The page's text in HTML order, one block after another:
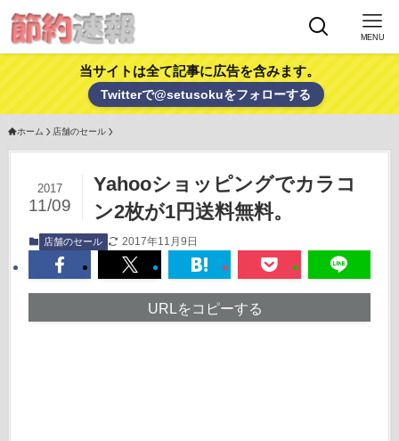
MENU
当サイトは全て記事に広告を含みます。
Twitterで@setusokuをフォローする
ホーム 店舗のセール
Yahooショッピングでカラコ
ン2枚が1円送料無料。
2017
11/09
店舗のセール 2017年11月9日
URLをコピーする